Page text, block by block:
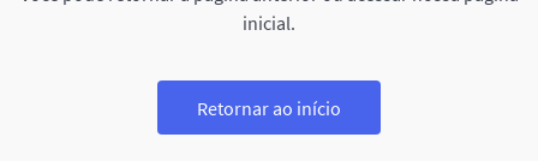
inicial.
Retornar ao início